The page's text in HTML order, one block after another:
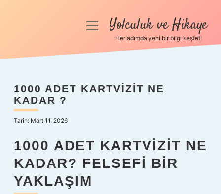
Anasayfa
Yasal Uyarı
Hakkımızda
menüyüYolculuk ve Hikaye
Her adımda yeni bir bilgi keşfet!
1000 ADET KARTVIZIT NE
KADAR ?
Tarih: Mart 11, 2026
1000 ADET KARTVIZIT NE
KADAR? FELSEFI BIR
YAKLAŞIM